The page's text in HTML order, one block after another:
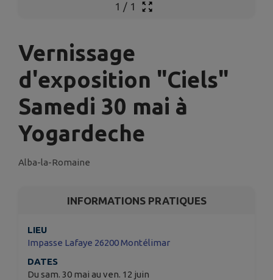
1 / 1
Vernissage
d'exposition "Ciels"
Samedi 30 mai à
Yogardeche
Alba-la-Romaine
INFORMATIONS PRATIQUES
LIEU
Impasse Lafaye 26200 Montélimar
DATES
Du sam. 30 mai au ven. 12 juin